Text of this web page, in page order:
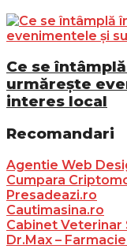
Ce se
urmărește
interes local
Recomandari
Agentie Web
Cumpara
Presadeazi.ro
Cautimasina.ro
Cabinet Veterinar
Dr.Max –